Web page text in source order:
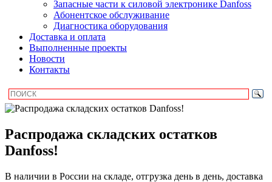
Запасные части к силовой электронике Danfoss
Абонентское обслуживание
Диагностика оборудования
Доставка и оплата
Выполненные проекты
Новости
Контакты
Распродажа складских остатков
Danfoss!
В наличии в России на складе, отгрузка день в день, доставка